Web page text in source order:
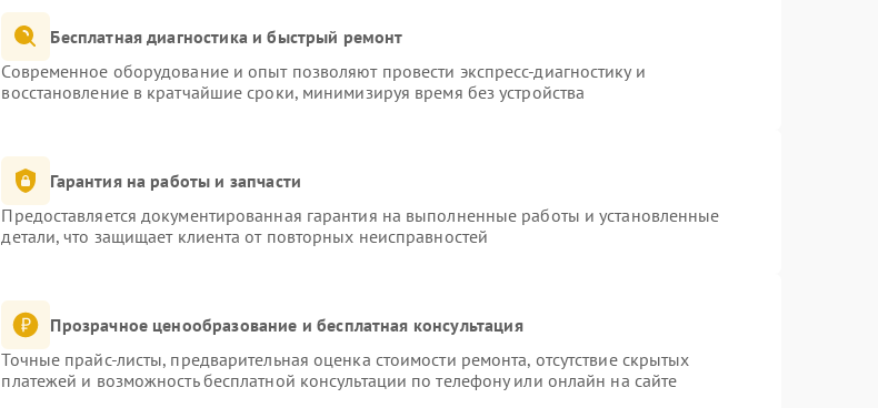
Бесплатная диагностика и быстрый ремонт
Современное оборудование и опыт позволяют провести экспресс-диагностику и
восстановление в кратчайшие сроки, минимизируя время без устройства
Гарантия на работы и запчасти
Предоставляется документированная гарантия на выполненные работы и установленные
детали, что защищает клиента от повторных неисправностей
Прозрачное ценообразование и бесплатная консультация
Точные прайс-листы, предварительная оценка стоимости ремонта, отсутствие скрытых
платежей и возможность бесплатной консультации по телефону или онлайн на сайте